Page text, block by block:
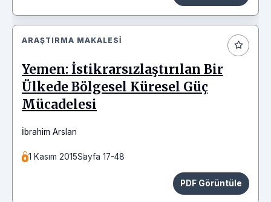
ARAŞTIRMA MAKALESI
Yemen: İstikrarsızlaştırılan Bir
Ülkede Bölgesel Küresel Güç
Mücadelesi
İbrahim Arslan
1 Kasım 2015Sayfa 17-48
PDF Görüntüle